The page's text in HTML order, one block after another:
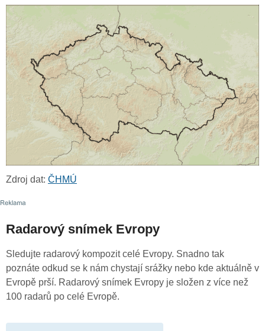
Zdroj dat: ČHMÚ
Radarový snímek Evropy
Sledujte radarový kompozit celé Evropy. Snadno tak
poznáte odkud se k nám chystají srážky nebo kde aktuálně v
Evropě prší. Radarový snímek Evropy je složen z více než
100 radarů po celé Evropě.